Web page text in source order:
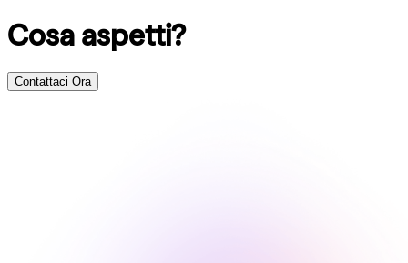
Cosa aspetti?
Contattaci Ora